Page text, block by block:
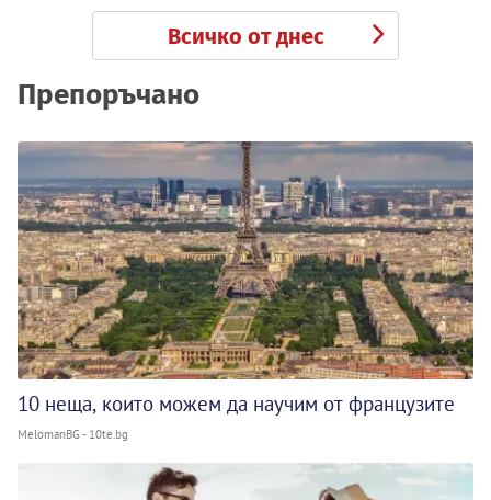
Всичко от днес
Препоръчано
10 неща, които можем да научим от французите
MelomanBG - 10te.bg